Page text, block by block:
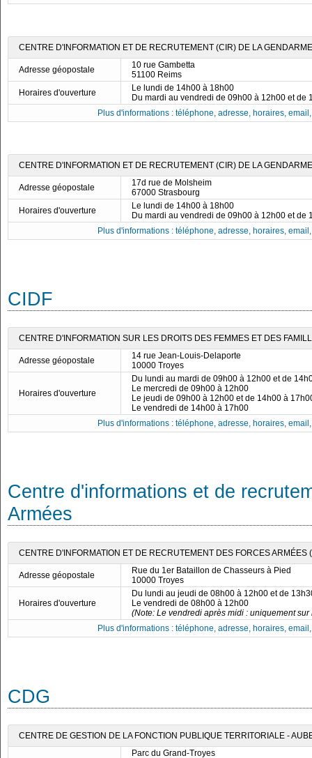
CENTRE D'INFORMATION ET DE RECRUTEMENT (CIR) DE LA
Adresse géopostale
10 rue Gambetta
51100 Reims
Horaires d'ouverture
Le lundi de 14h00 à 18h00
Du mardi au vendredi de 09h00 à 12h00 et de
Plus d'informations : téléphone, adresse, horaires,
CENTRE D'INFORMATION ET DE RECRUTEMENT (CIR) DE LA
Adresse géopostale
17d rue de Molsheim
67000 Strasbourg
Horaires d'ouverture
Le lundi de 14h00 à 18h00
Du mardi au vendredi de 09h00 à 12h00 et de
Plus d'informations : téléphone, adresse, horaires,
CIDF
CENTRE D'INFORMATION SUR LES DROITS DES FEMMES ET DES
Adresse géopostale
14 rue Jean-Louis-Delaporte
10000 Troyes
Horaires d'ouverture
Du lundi au mardi de 09h00 à 12h00 et de
Le mercredi de 09h00 à 12h00
Le jeudi de 09h00 à 12h00 et de 14h00 à
Le vendredi de 14h00 à 17h00
Plus d'informations : téléphone, adresse, horaires,
Centre d'informations et de
Armées
CENTRE D'INFORMATION ET DE RECRUTEMENT DES FORCES ARMÉES
Adresse géopostale
Rue du 1er Bataillon de Chasseurs à Pied
10000 Troyes
Horaires d'ouverture
Du lundi au jeudi de 08h00 à 12h00 et de
Le vendredi de 08h00 à 12h00
(Note: Le vendredi après midi : uniquement sur
Plus d'informations : téléphone, adresse, horaires,
CDG
CENTRE DE GESTION DE LA FONCTION PUBLIQUE TERRITORIALE -
Parc du Grand-Troyes